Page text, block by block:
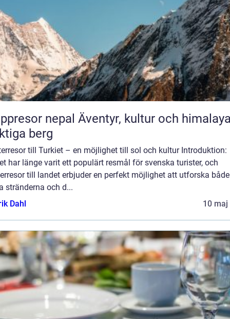
nepal Äventyr, kultur och himalayas
berg
till Turkiet – en möjlighet till sol och kultur Introduktion:
har länge varit ett populärt resmål för svenska turister, och
till landet erbjuder en perfekt möjlighet att utforska
stränderna och d...
Dahl
10 maj